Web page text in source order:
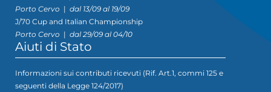
Porto Cervo | dal 13/09 al 19/09
J/70 Cup and Italian Championship
Porto Cervo | dal 29/09 al 04/10
Aiuti di Stato
Informazioni sui contributi ricevuti (Rif. Art.1, commi 125 e
seguenti della Legge 124/2017)